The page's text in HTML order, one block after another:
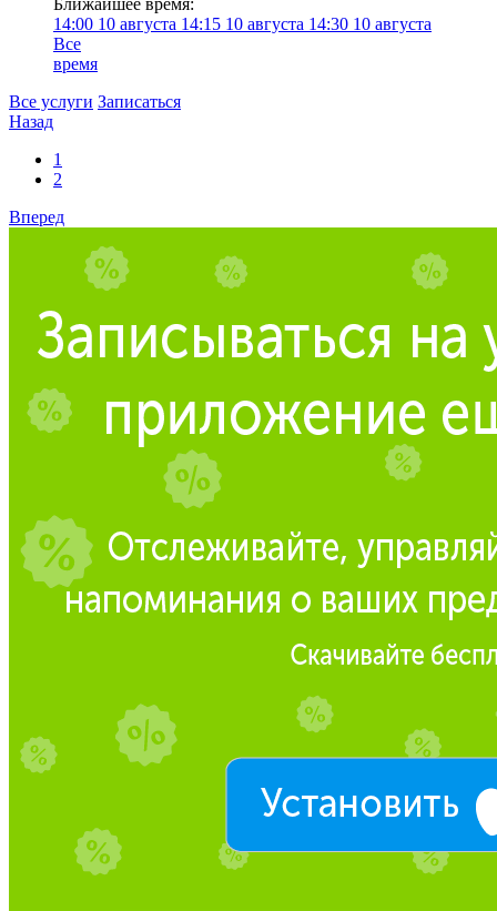
Ближайшее время:
14:00 10 августа 14:15 10 августа 14:30 10 августа
Все
время
Все услуги Записаться
Назад
1
2
Вперед